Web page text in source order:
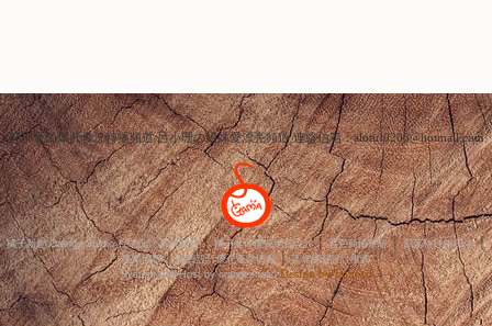
郭小寶の爆肝食況轉播頻道 呂小珊の姐妹愛漂亮頻道 連絡信箱：alotirl0208@hotmail.com
橘子新創 Orange Studio 程式設計‧系統開發│橘子軟件優質網頁設計│客戶商情系統│部落格行銷‧日本│
產業情報│網頁設計優化產業情報 │高雄網頁設計推薦
System and Host by orangestudio Design by Foxpro